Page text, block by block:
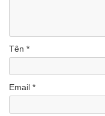
Tên *
Email *